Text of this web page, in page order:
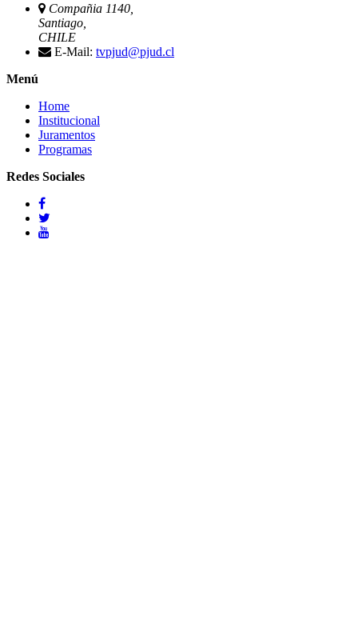
Compañia 1140,
Santiago,
CHILE
E-Mail: tvpjud@pjud.cl
Menú
Home
Institucional
Juramentos
Programas
Redes Sociales